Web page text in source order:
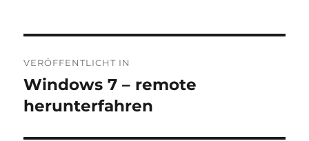
VERÖFFENTLICHT IN
Windows 7 – remote
herunterfahren